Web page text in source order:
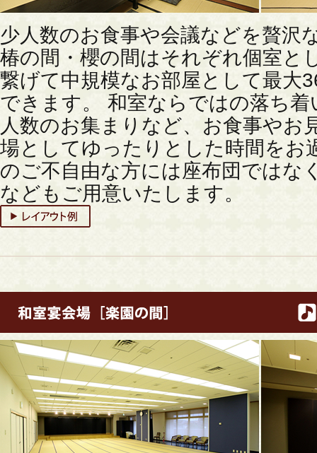
少人数のお食事や会議などを贅沢
椿の間・櫻の間はそれぞれ個室と
繋げて中規模なお部屋として最大
できます。 和室ならではの落ち
人数のお集まりなど、お食事やお
場としてゆったりとした時間をお
のご不自由な方には座布団ではな
などもご用意いたします。